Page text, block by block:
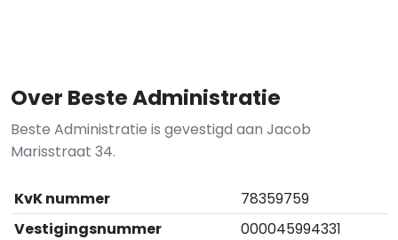
Over Beste Administratie
Beste Administratie is gevestigd aan Jacob
Marisstraat 34.
KvK nummer
78359759
Vestigingsnummer
000045994331